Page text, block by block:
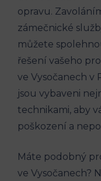
opravu.
zámečnické
můžete
řešení vašeho
ve Vysočanech v
jsou vybaveni
technikami, aby
poškození a
Máte podobný
ve Vysočanech?